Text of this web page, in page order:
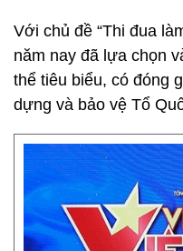
Với chủ đề “Thi đua
năm nay đã lựa chọn
thể tiêu biểu, có đóng
dựng và bảo vệ Tổ